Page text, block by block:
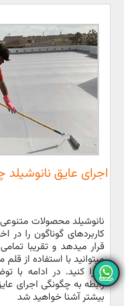
اجرای عایق
نانوشیلد محصولات متنوعی
کاربردهای گوناگون را در
قرار میدهد و تقریبا
میتوانید با استفاده از
اجرا کنید. در ادامه با
رابطه به چگونگی اجرای
بیشتر آشنا خواهید شد